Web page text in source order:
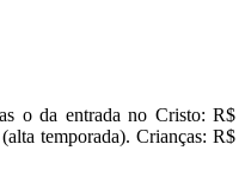
o da entrada no Cristo: R$
temporada).Crianças: R$